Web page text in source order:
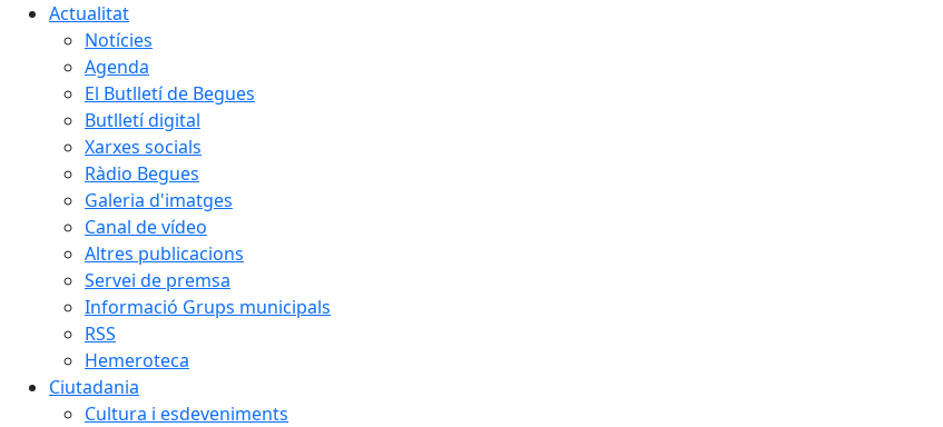
Actualitat
Notícies
Agenda
El Butlletí de Begues
Butlletí digital
Xarxes socials
Ràdio Begues
Galeria d'imatges
Canal de vídeo
Altres publicacions
Servei de premsa
Informació Grups municipals
RSS
Hemeroteca
Ciutadania
Cultura i esdeveniments